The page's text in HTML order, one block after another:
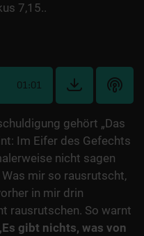
7,15..
01:01
gehört „Das
Im Eifer des Gefechts
nicht sagen
mir so rausrutscht,
in mir drin
rausrutschen. So warnt
gibt nichts, was von